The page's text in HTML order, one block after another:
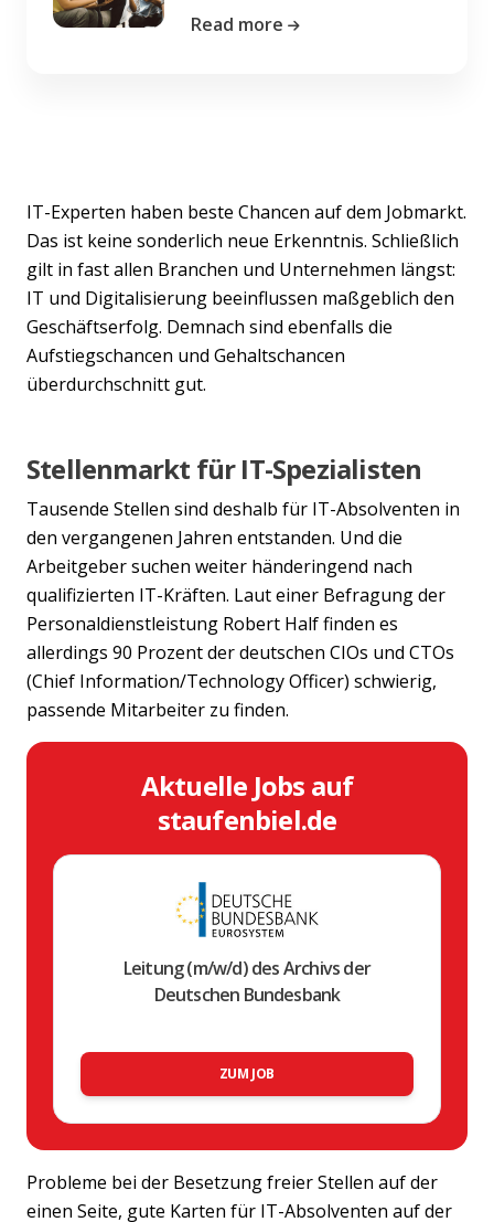
Read more
IT-Experten haben beste Chancen auf dem Jobmarkt.
Das ist keine sonderlich neue Erkenntnis. Schließlich
gilt in fast allen Branchen und Unternehmen längst:
IT und Digitalisierung beeinflussen maßgeblich den
Geschäftserfolg. Demnach sind ebenfalls die
Aufstiegschancen und Gehaltschancen
überdurchschnitt gut.
Stellenmarkt für IT-Spezialisten
Tausende Stellen sind deshalb für IT-Absolventen in
den vergangenen Jahren entstanden. Und die
Arbeitgeber suchen weiter händeringend nach
qualifizierten IT-Kräften. Laut einer Befragung der
Personaldienstleistung Robert Half finden es
allerdings 90 Prozent der deutschen CIOs und CTOs
(Chief Information/Technology Officer) schwierig,
passende Mitarbeiter zu finden.
Aktuelle Jobs auf
staufenbiel.de
Leitung (m/w/d) des Archivs der
Deutschen Bundesbank
ZUM JOB
Probleme bei der Besetzung freier Stellen auf der
einen Seite, gute Karten für IT-Absolventen auf der